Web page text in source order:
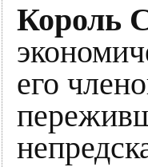
Король
его